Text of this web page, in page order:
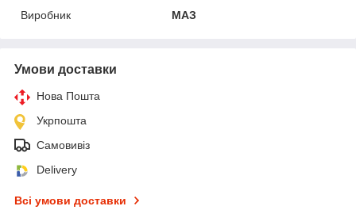
Виробник
МАЗ
Умови доставки
Нова Пошта
Укрпошта
Самовивіз
Delivery
Всі умови доставки